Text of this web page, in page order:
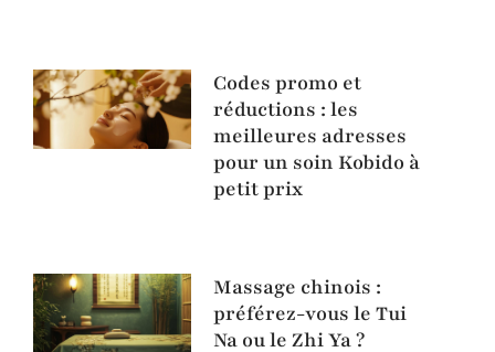
Codes promo et
réductions : les
meilleures adresses
pour un soin Kobido à
petit prix
Massage chinois :
préférez-vous le Tui
Na ou le Zhi Ya ?